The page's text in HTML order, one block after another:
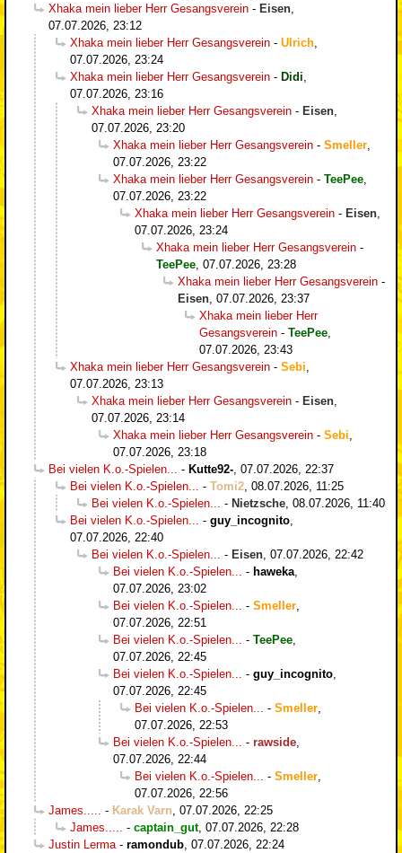
Xhaka mein lieber Herr Gesangsverein - Eisen
07.07.2026, 23:12
Xhaka mein lieber Herr Gesangsverein - Ulrich
07.07.2026, 23:24
Xhaka mein lieber Herr Gesangsverein - Didi
07.07.2026, 23:16
Xhaka mein lieber Herr Gesangsverein - Eisen
07.07.2026, 23:20
Xhaka mein lieber Herr Gesangsverein - Smeller
07.07.2026, 23:22
Xhaka mein lieber Herr Gesangsverein - TeePee
07.07.2026, 23:22
Xhaka mein lieber Herr Gesangsverein - Eisen
07.07.2026, 23:24
Xhaka mein lieber Herr Gesangsverein -
TeePee 07.07.2026, 23:28
Xhaka mein lieber Herr Gesangsverein -
Eisen 07.07.2026, 23:37
Xhaka mein lieber Herr
Gesangsverein - TeePee
07.07.2026, 23:43
Xhaka mein lieber Herr Gesangsverein - Sebi
07.07.2026, 23:13
Xhaka mein lieber Herr Gesangsverein - Eisen
07.07.2026, 23:14
Xhaka mein lieber Herr Gesangsverein - Sebi
07.07.2026, 23:18
Bei vielen K.o.-Spielen...
- Kutte92- 07.07.2026, 22:37
Bei vielen K.o.-Spielen...
- Tomi2 08.07.2026, 11:25
Bei vielen K.o.-Spielen...
- Nietzsche 08.07.2026, 11:40
Bei vielen K.o.-Spielen...
- guy_incognito
07.07.2026, 22:40
Bei vielen K.o.-Spielen...
- Eisen 07.07.2026, 22:42
Bei vielen K.o.-Spielen...
- haweka
07.07.2026, 23:02
Bei vielen K.o.-Spielen...
- Smeller
07.07.2026, 22:51
Bei vielen K.o.-Spielen...
- TeePee
07.07.2026, 22:45
Bei vielen K.o.-Spielen...
- guy_incognito
07.07.2026, 22:45
Bei vielen K.o.-Spielen...
- Smeller
07.07.2026, 22:53
Bei vielen K.o.-Spielen...
- rawside
07.07.2026, 22:44
Bei vielen K.o.-Spielen...
- Smeller
07.07.2026, 22:56
James.....
- Karak Varn 07.07.2026, 22:25
James.....
- captain_gut, 07.07.2026, 22:28
Justin Lerma - ramondub 07.07.2026, 22:24